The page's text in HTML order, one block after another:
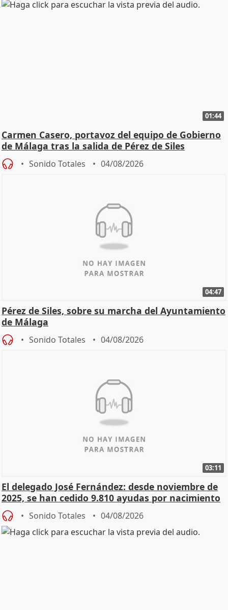
01:44
Carmen Casero, portavoz del equipo de Gobierno
de Málaga tras la salida de Pérez de Siles
Sonido Totales 04/08/2026
04:47
Pérez de Siles, sobre su marcha del Ayuntamiento
de Málaga
Sonido Totales 04/08/2026
03:11
El delegado José Fernández: desde noviembre de
2025, se han cedido 9.810 ayudas por nacimiento
Sonido Totales 04/08/2026